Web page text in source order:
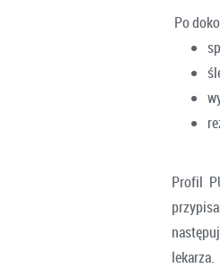
Po
Profil
lekarza.